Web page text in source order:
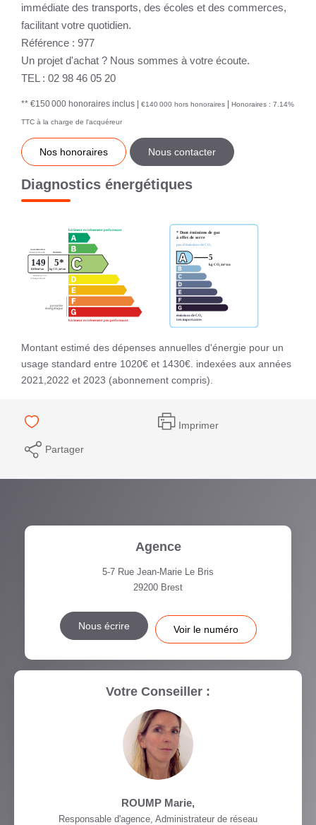
immédiate des transports, des écoles et des commerces,
facilitant votre quotidien.
Référence : 977
Un projet d'achat ? Nous sommes à votre écoute.
TEL : 02 98 46 05 20
** €150 000 honoraires inclus | €140 000 hors honoraires | Honoraires : 7.14%
TTC à la charge de l'acquéreur
Nos honoraires Nous contacter
Diagnostics énergétiques
Montant estimé des dépenses annuelles d'énergie pour un
usage standard entre 1020€ et 1430€. indexées aux années
2021,2022 et 2023 (abonnement compris).
Imprimer
Partager
Agence
5-7 Rue Jean-Marie Le Bris
29200 Brest
Nous écrire Voir le numéro
Votre Conseiller :
ROUMP Marie,
Responsable d'agence, Administrateur de réseau